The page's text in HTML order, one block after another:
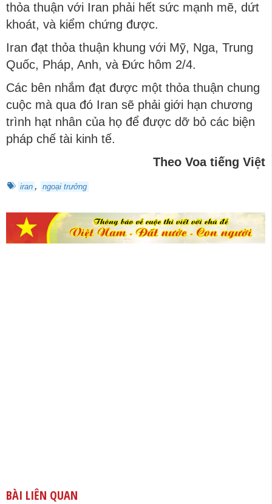
thỏa thuận với Iran phải hết sức mạnh mẽ, dứt
khoát, và kiểm chứng được.
Iran đạt thỏa thuận khung với Mỹ, Nga, Trung
Quốc, Pháp, Anh, và Đức hôm 2/4.
Các bên nhắm đạt được một thỏa thuận chung
cuộc mà qua đó Iran sẽ phải giới hạn chương
trình hạt nhân của họ để được dỡ bỏ các biện
pháp chế tài kinh tế.
Theo Voa tiếng Việt
iran , ngoại trưởng
BÀI LIÊN QUAN